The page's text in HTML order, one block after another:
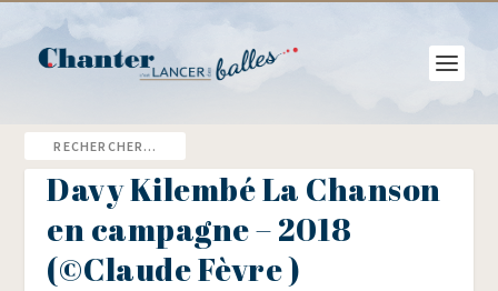
Davy Kilembé La Chanson
en campagne – 2018
(©Claude Fèvre )